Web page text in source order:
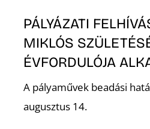
PÁLYÁZATI
MIKLÓS
ÉVFORDULÓJA
A pályaművek beadási
augusztus 14.